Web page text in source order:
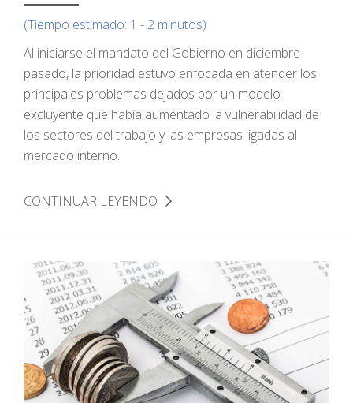
(Tiempo estimado: 1 - 2 minutos)
Al iniciarse el mandato del Gobierno en diciembre
pasado, la prioridad estuvo enfocada en atender los
principales problemas dejados por un modelo
excluyente que había aumentado la vulnerabilidad de
los sectores del trabajo y las empresas ligadas al
mercado interno.
CONTINUAR LEYENDO